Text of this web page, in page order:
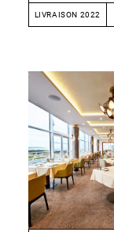
LIVRAISON 2022